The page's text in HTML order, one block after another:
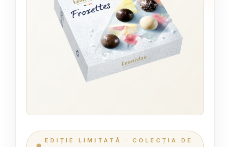
EDIȚIE LIMITATĂ · COLECȚIA DE